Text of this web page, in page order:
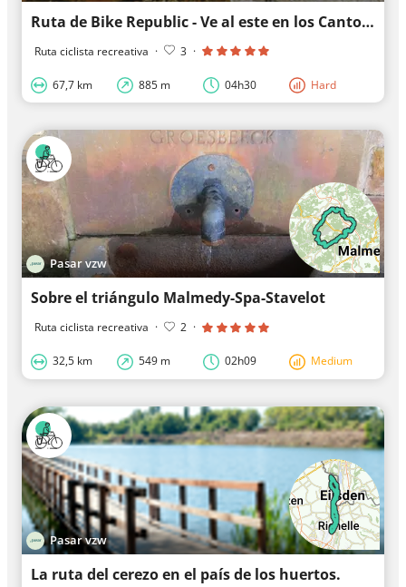
Ruta de Bike Republic - Ve al este en los Cantones del Este / Dirección los Cantones del Este
Ruta ciclista recreativa · 3 ·
67,7 km 885 m 04h30 Hard
Pasar vzw
Sobre el triángulo Malmedy-Spa-Stavelot
Ruta ciclista recreativa · 2 ·
32,5 km 549 m 02h09 Medium
Pasar vzw
La ruta del cerezo en el país de los huertos.